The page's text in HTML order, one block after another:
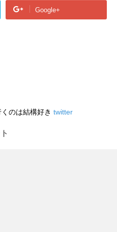
Google+
のは結構好き twitter